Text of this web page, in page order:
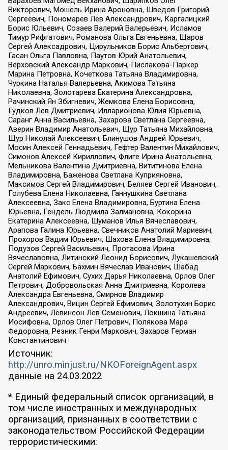
Викторович, Мошель Ирина Ароновна, Шведов Григорий
Сергеевич, Пономарев Лев Александрович, Каргалицкий
Борис Юльевич, Созаев Валерий Валерьевич, Исламов
Тимур Рифгатович, Романова Ольга Евгеньевна, Щаров
Сергей Алексадрович, Цирульников Борис Альбертович,
Гасан Ольга Павловна, Паутов Юрий Анатольевич,
Верховский Александр Маркович, Пислакова-Паркер
Марина Петровна, Кочеткова Татьяна Владимировна,
Чуркина Наталья Валерьевна, Акимова Татьяна
Николаевна, Золотарева Екатерина Александровна,
Рачинский Ян Збигневич, Жемкова Елена Борисовна,
Гудков Лев Дмитриевич, Илларионова Юлия Юрьевна,
Саранг Анна Васильевна, Захарова Светлана Сергеевна,
Аверин Владимир Анатольевич, Щур Татьяна Михайловна,
Щур Николай Алексеевич, Блинушов Андрей Юрьевич,
Мосин Алексей Геннадьевич, Гефтер Валентин Михайлович,
Симонов Алексей Кириллович, Флиге Ирина Анатольевна,
Мельникова Валентина Дмитриевна, Вититинова Елена
Владимировна, Баженова Светлана Куприяновна,
Максимов Сергей Владимирович, Беляев Сергей Иванович,
Голубева Елена Николаевна, Ганнушкина Светлана
Алексеевна, Закс Елена Владимировна, Буртина Елена
Юрьевна, Гендель Людмила Залмановна, Кокорина
Екатерина Алексеевна, Шуманов Илья Вячеславович,
Арапова Галина Юрьевна, Свечников Анатолий Мариевич,
Прохоров Вадим Юрьевич, Шахова Елена Владимировна,
Подузов Сергей Васильевич, Протасова Ирина
Вячеславовна, Литинский Леонид Борисович, Лукашевский
Сергей Маркович, Бахмин Вячеслав Иванович, Шабад
Анатолий Ефимович, Сухих Дарья Николаевна, Орлов Олег
Петрович, Добровольская Анна Дмитриевна, Королева
Александра Евгеньевна, Смирнов Владимир
Александрович, Вицин Сергей Ефимович, Золотухин Борис
Андреевич, Левинсон Лев Семенович, Локшина Татьяна
Иосифовна, Орлов Олег Петрович, Полякова Мара
Федоровна, Резник Генри Маркович, Захаров Герман
Константинович
Источник:
http://unro.minjust.ru/NKOForeignAgent.aspx
данные на 24.03.2022
* Единый федеральный список организаций, в
том числе иностранных и международных
организаций, признанных в соответствии с
законодательством Российской Федерации
террористическими: